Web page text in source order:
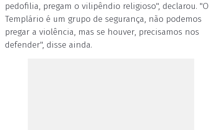
pedofilia, pregam o vilipêndio religioso", declarou. "O
Templário é um grupo de segurança, não podemos
pregar a violência, mas se houver, precisamos nos
defender", disse ainda.